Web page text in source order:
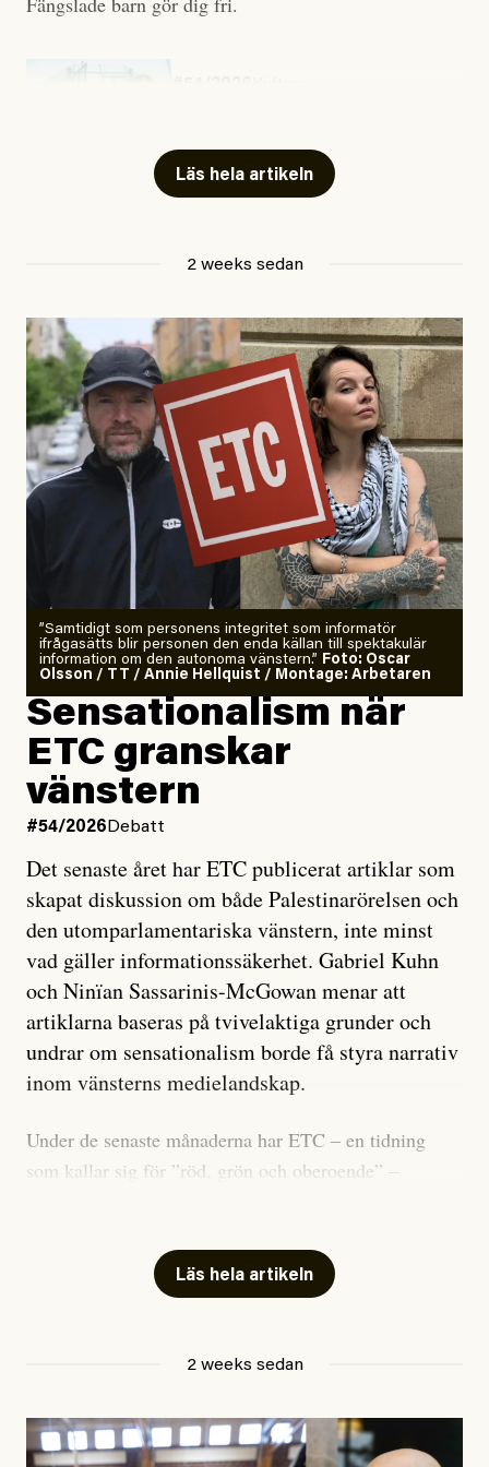
Läs hela artikeln
2 weeks sedan
”Samtidigt som personens integritet som informatör
ifrågasätts blir personen den enda källan till spektakulär
information om den autonoma vänstern.” Foto: Oscar
Olsson / TT / Annie Hellquist / Montage: Arbetaren
Sensationalism när
ETC granskar
vänstern
#54/2026 Debatt
Det senaste året har ETC publicerat artiklar som
skapat diskussion om både Palestinarörelsen och
den utomparlamentariska vänstern, inte minst
vad gäller informationssäkerhet. Gabriel Kuhn
och Ninïan Sassarinis-McGowan menar att
artiklarna baseras på tvivelaktiga grunder och
undrar om sensationalism borde få styra narrativ
inom vänsterns medielandskap.
Under de senaste månaderna har ETC – en tidning
som kallar sig för ”röd, grön och oberoende” –
skriver för? Vad betyder det att vara en ”röd, grön och
oberoende” tidning? Och vad är egentligen bra
utpekas som israelisk infiltratör”. Enligt ingressen
Läs hela artikeln
2 weeks sedan